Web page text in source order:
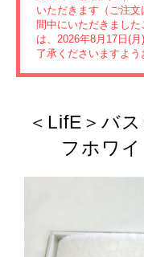
いただきます（ご注
間中にいただきまし
は、2026年8月17日(
了承くださいますよう
＜LifE＞バ
フホワイ